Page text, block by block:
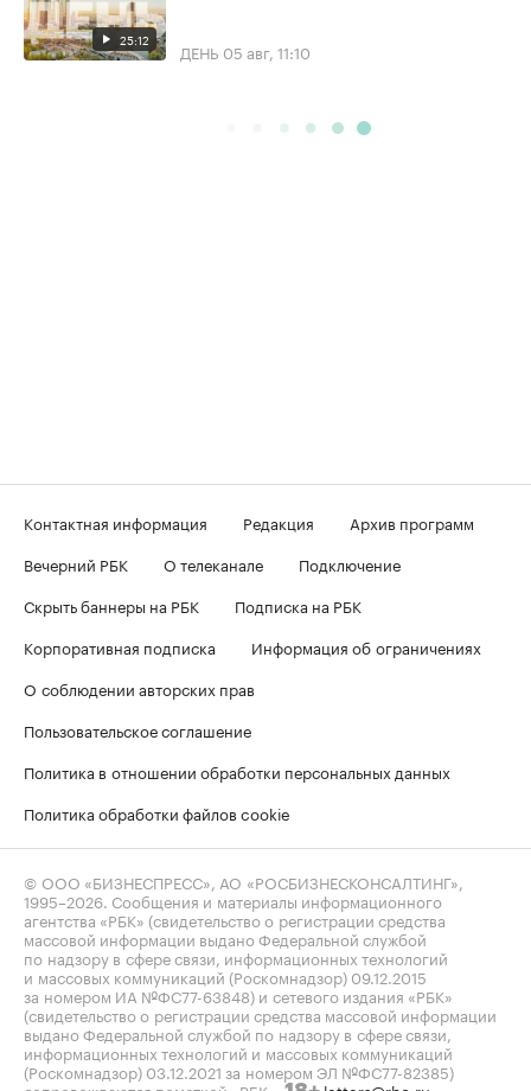
25:12 ДЕНЬ 05 авг, 11:10
Контактная информация Редакция
Архив программ
Вечерний РБК
О телеканале
Подключение
Скрыть баннеры на РБК
Подписка на РБК
Корпоративная подписка
Информация об ограничениях
О соблюдении авторских прав
Пользовательское соглашение
Политика в отношении обработки персональных данных
Политика обработки файлов cookie
© ООО «БИЗНЕСПРЕСС», АО «РОСБИЗНЕСКОНСАЛТИНГ»,
1995–2026 . Сообщения и материалы информационного
агентства «РБК» (свидетельство о регистрации средства
массовой информации выдано Федеральной службой
по надзору в сфере связи, информационных технологий
и массовых коммуникаций (Роскомнадзор) 09.12.2015
за номером ИА №ФС77-63848) и сетевого издания «РБК»
(свидетельство о регистрации средства массовой информации
выдано Федеральной службой по надзору в сфере связи,
информационных технологий и массовых коммуникаций
(Роскомнадзор) 03.12.2021 за номером ЭЛ №ФС77-82385)